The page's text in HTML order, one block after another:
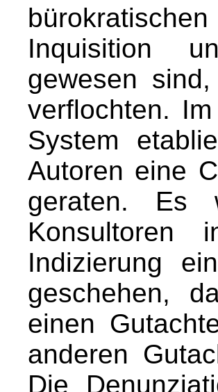
Inquisition
gewesen
verflochten.
System
Autoren eine
geraten. Es
Konsultoren
Indizierung
geschehen,
einen
anderen
Die